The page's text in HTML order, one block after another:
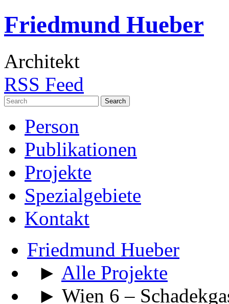
Friedmund Hueber
Architekt
RSS Feed
Search
for:
Person
Publikationen
Projekte
Spezialgebiete
Kontakt
Friedmund Hueber
► Alle Projekte
► Wien 6 –